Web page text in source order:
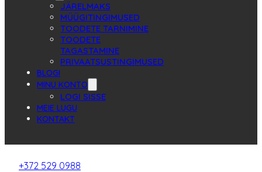
JÄRELMAKS
MÜÜGITINGIMUSED
TOODETE TARNIMINE
TOODETE
TAGASTAMINE
PRIVAATSUSTINGIMUSED
BLOGI
MINU KONTO
LOGI SISSE
MEIE LUGU
KONTAKT
+372 529 0988